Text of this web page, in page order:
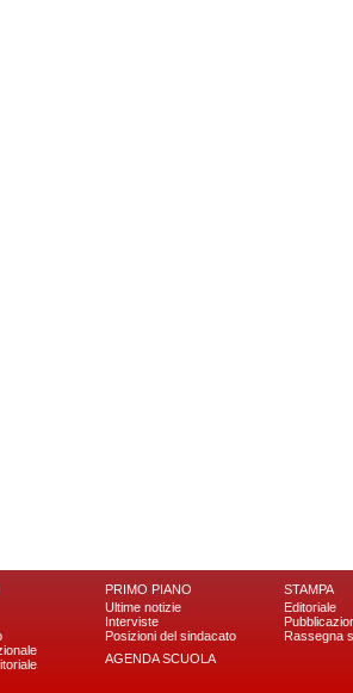
PRIMO PIANO
Ultime notizie
Interviste
Posizioni del sindacato
AGENDA SCUOLA
STAMPA
Editoriale
Rassegna